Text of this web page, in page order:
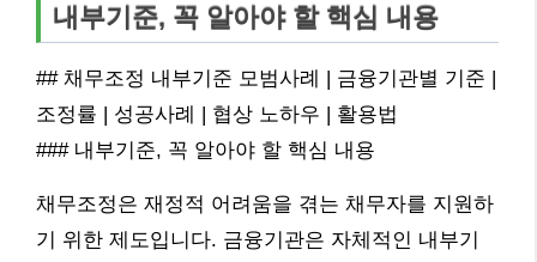
내부기준, 꼭 알아야 할 핵심 내용
## 채무조정 내부기준 모범사례 | 금융기관별 기준 |
조정률 | 성공사례 | 협상 노하우 | 활용법
### 내부기준, 꼭 알아야 할 핵심 내용
채무조정은 재정적 어려움을 겪는 채무자를 지원하
기 위한 제도입니다. 금융기관은 자체적인 내부기